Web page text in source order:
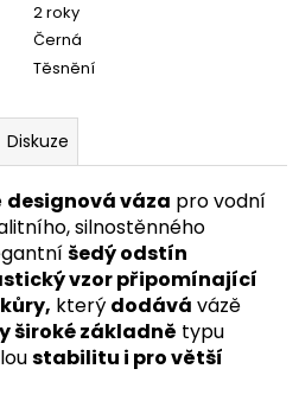
2 roky
Černá
Těsnění
Diskuze
designová váza pro vodní
silnostěnného
šedý odstín
vzor připomínající
který dodává vázě
široké základně typu
stabilitu i pro větší